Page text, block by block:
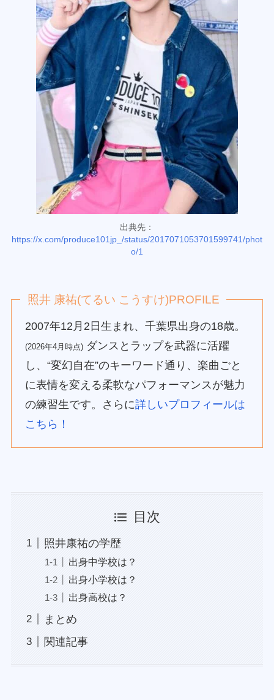
出典先：
https://x.com/produce101jp_/status/2017071053701599741/phot
o/1
照井 康祐(てるい こうすけ)PROFILE
2007年12月2日生まれ、千葉県出身の18歳。
(2026年4月時点) ダンスとラップを武器に活躍
し、“変幻自在”のキーワード通り、楽曲ごと
に表情を変える柔軟なパフォーマンスが魅力
の練習生です。さらに詳しいプロフィールは
こちら！
目次
照井康祐の学歴
出身中学校は？
出身小学校は？
出身高校は？
まとめ
関連記事